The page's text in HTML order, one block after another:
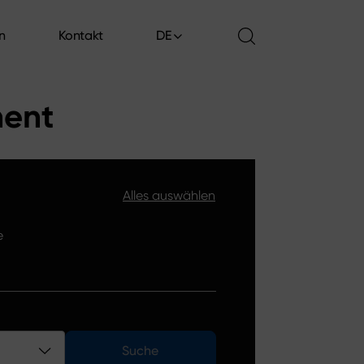
Kontakt
DE
Alles auswählen
Suche